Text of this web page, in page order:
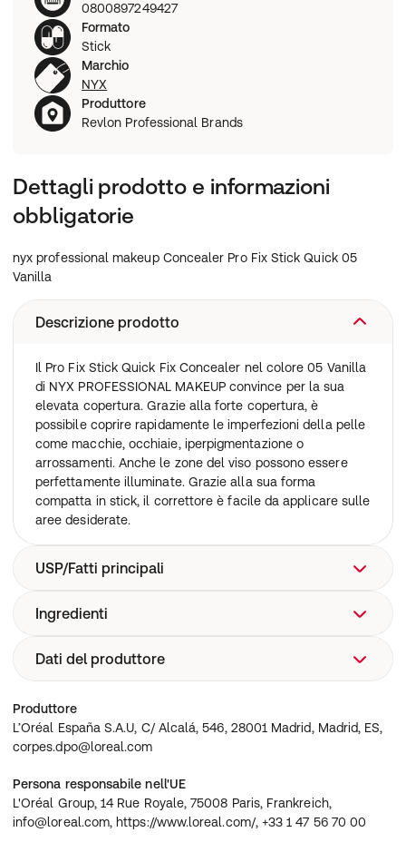
0800897249427
Formato
Stick
Marchio
NYX
Produttore
Revlon Professional Brands
Dettagli prodotto e informazioni
obbligatorie
nyx professional makeup Concealer Pro Fix Stick Quick 05
Vanilla
Descrizione prodotto
Il Pro Fix Stick Quick Fix Concealer nel colore 05 Vanilla
di NYX PROFESSIONAL MAKEUP convince per la sua
elevata copertura. Grazie alla forte copertura, è
possibile coprire rapidamente le imperfezioni della pelle
come macchie, occhiaie, iperpigmentazione o
arrossamenti. Anche le zone del viso possono essere
perfettamente illuminate. Grazie alla sua forma
compatta in stick, il correttore è facile da applicare sulle
aree desiderate.
USP/Fatti principali
Nyx Pro Fix Stick Corrector Stick Vanilla 1,6g
Ingredienti
isodecyl neopentanoate • propylene glycol
caprylic/capric triglyceride • silica • dimethicone •
polyglyceryl-3 diisostearate • cera microcristallina /
microcrystalline wax / cire microcristalline • limnanthes
hectorite • dimethicone/vinyl dimethicone crosspolymer
• lecithin • aluminum hydroxide • isopropyl myristate •
propylene carbonate • isostearic acid • ethylhexyl
Dati del produttore
L’Oréal España S.A.U, C/ Alcalá, 546, 28001 Madrid,
Madrid, ES, corpes.dpo@loreal.com
Produttore
L’Oréal España S.A.U, C/ Alcalá, 546, 28001 Madrid, Madrid, ES,
corpes.dpo@loreal.com
Persona responsabile nell'UE
L'Oréal Group, 14 Rue Royale, 75008 Paris, Frankreich,
info@loreal.com, https://www.loreal.com/, +33 1 47 56 70 00